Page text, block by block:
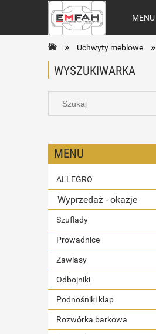
MENU
» Uchwyty meblowe »
WYSZUKIWARKA
MENU
ALLEGRO
Wyprzedaż - okazje
Szuflady
Prowadnice
Zawiasy
Odbojniki
Podnośniki klap
Rozwórka barkowa